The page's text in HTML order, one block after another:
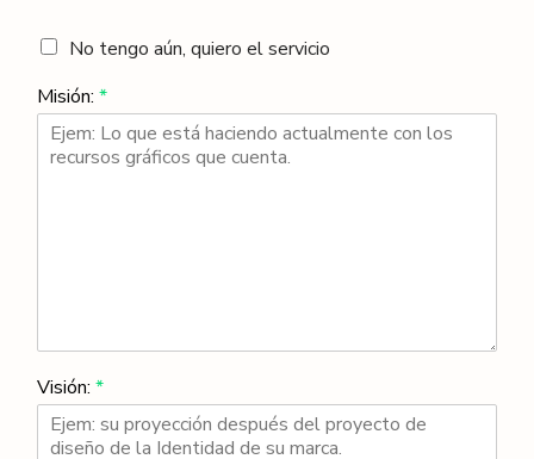
No tengo aún, quiero el servicio
Misión: *
Visión: *